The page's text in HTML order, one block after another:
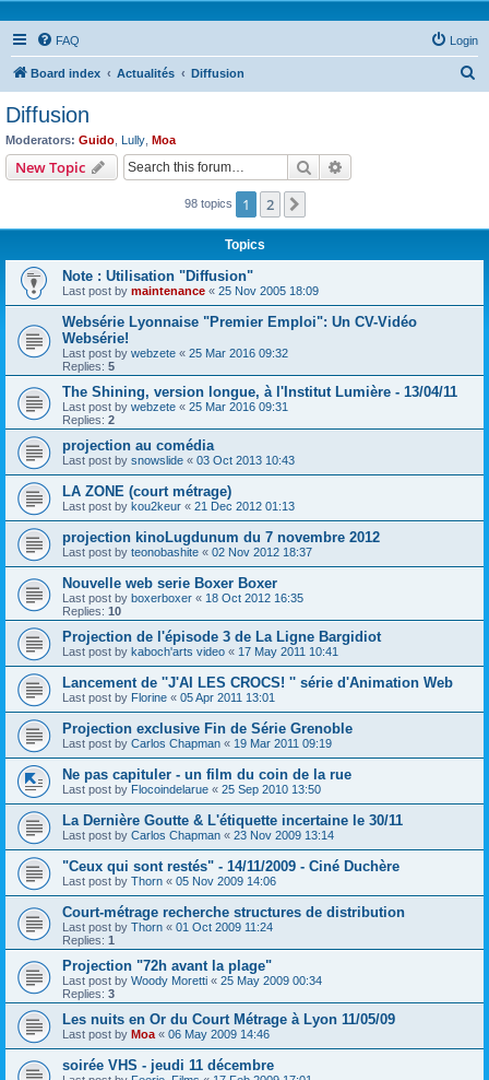
FAQ Login
Board index Actualités Diffusion
Diffusion
Moderators: Guido Lully Moa
New Topic Search
98 topics 1 2
Topics
Note : Utilisation "Diffusion"
Last post by maintenance « 25 Nov 2005 18:09
Websérie Lyonnaise "Premier Emploi": Un CV-Vidéo
Websérie!
Last post by webzete « 25 Mar 2016 09:32
Replies: 5
The Shining, version longue, à l'Institut Lumière - 13/04/11
Last post by webzete « 25 Mar 2016 09:31
Replies: 2
projection au comédia
Last post by snowslide « 03 Oct 2013 10:43
LA ZONE (court métrage)
Last post by kou2keur « 21 Dec 2012 01:13
projection kinoLugdunum du 7 novembre 2012
Last post by teonobashite « 02 Nov 2012 18:37
Nouvelle web serie Boxer Boxer
Last post by boxerboxer « 18 Oct 2012 16:35
Replies: 10
Projection de l'épisode 3 de La Ligne Bargidiot
Last post by kaboch'arts video « 17 May 2011 10:41
Lancement de ''J'AI LES CROCS! '' série d'Animation Web
Last post by Florine « 05 Apr 2011 13:01
Projection exclusive Fin de Série Grenoble
Last post by Carlos Chapman « 19 Mar 2011 09:19
Ne pas capituler - un film du coin de la rue
Last post by Flocoindelarue « 25 Sep 2010 13:50
La Dernière Goutte & L'étiquette incertaine le 30/11
Last post by Carlos Chapman « 23 Nov 2009 13:14
"Ceux qui sont restés" - 14/11/2009 - Ciné Duchère
Last post by Thorn « 05 Nov 2009 14:06
Court-métrage recherche structures de distribution
Last post by Thorn « 01 Oct 2009 11:24
Replies: 1
Projection "72h avant la plage"
Last post by Woody Moretti « 25 May 2009 00:34
Replies: 3
Les nuits en Or du Court Métrage à Lyon 11/05/09
Last post by Moa « 06 May 2009 14:46
soirée VHS - jeudi 11 décembre